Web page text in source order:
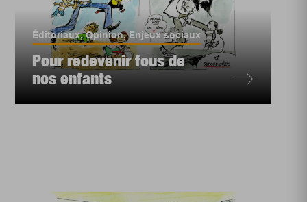
Éditoriaux,Opinion,Enjeux sociaux
Pour redevenir fous de
nos enfants